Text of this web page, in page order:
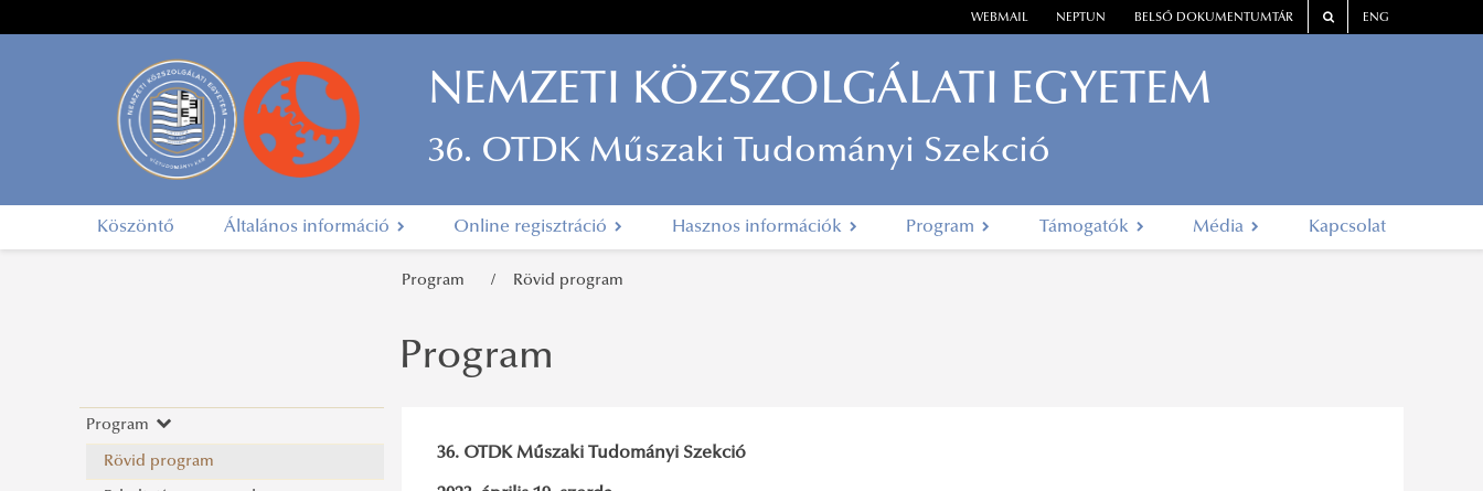
WEBMAIL NEPTUN BELSŐ DOKUMENTUMTÁR ENG
NEMZETI KÖZSZOLGÁLATI EGYETEM
36. OTDK Műszaki Tudományi Szekció
Köszöntő Általános információ Online regisztráció Hasznos információk Program Támogatók Média Kapcsolat
Program Rövid program
Program
Rövid program
Program
36. OTDK Műszaki Tudományi Szekció